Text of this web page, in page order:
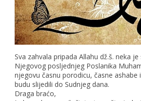
Sva zahvala pripada Allahu dž.š. neka
Njegovog posljednjeg Poslanika
njegovu časnu porodicu, časne ashabe
budu slijedili do Sudnjeg dana.
Draga braćo,